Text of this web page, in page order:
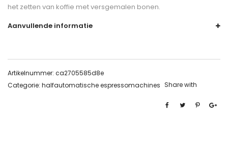
het zetten van koffie met versgemalen bonen.
Aanvullende informatie
Artikelnummer: ca2705585d8e
Categorie: halfautomatische espressomachines Share with